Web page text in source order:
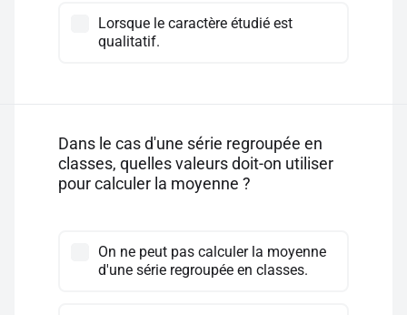
Lorsque le caractère étudié est
qualitatif.
Dans le cas d'une série regroupée en
classes, quelles valeurs doit-on utiliser
pour calculer la moyenne ?
On ne peut pas calculer la moyenne
d'une série regroupée en classes.